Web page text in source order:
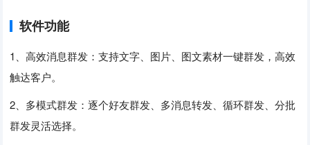
软件功能
1、高效消息群发：支持文字、图片、图文素材一键群发，高效
触达客户。
2、多模式群发：逐个好友群发、多消息转发、循环群发、分批
群发灵活选择。